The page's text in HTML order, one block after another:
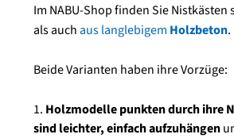
Im NABU-Shop finden Sie Nistkästen
als auchaus langlebigem Holzbeton.
Beide Varianten haben ihre Vorzüge:
Holzmodelle punkten durch ihre
sind leichter, einfach aufzuhängen